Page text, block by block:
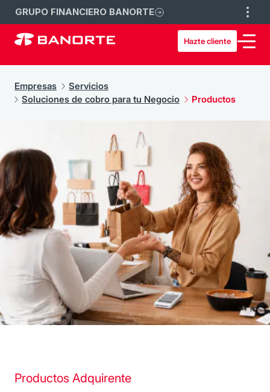
GRUPO FINANCIERO BANORTE
Hazte cliente
Empresas
Servicios
Soluciones de cobro para tu Negocio
Productos
Productos Adquirente